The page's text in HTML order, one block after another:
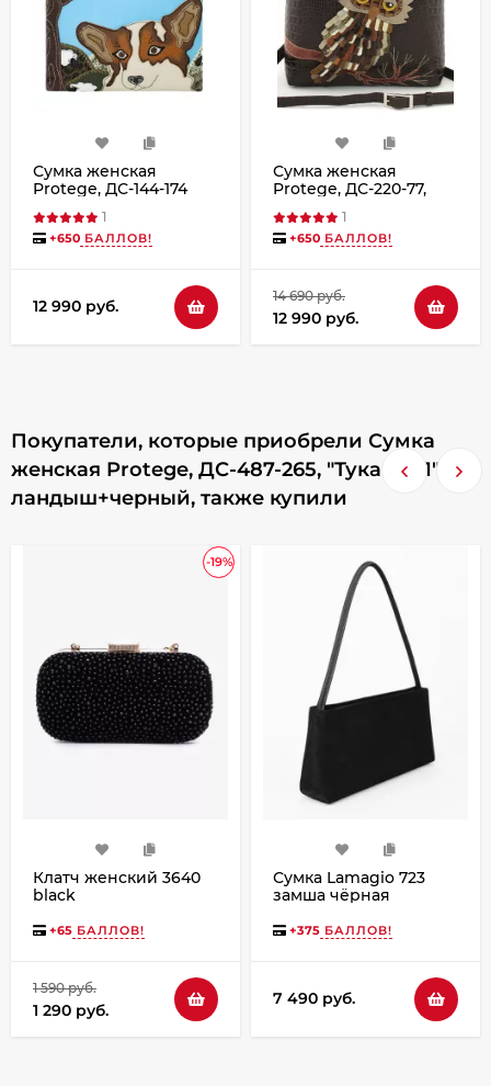
Сумка женская
Protege, ДС-144-174
1
+650 БАЛЛОВ!
12 990 руб.
Сумка женская
Protege, ДС-220-77,
коричневая рептилия
1
+650 БАЛЛОВ!
14 690 руб.
12 990 руб.
Покупатели, которые приобрели Сумка
женская Protege, ДС-487-265, "Тукан №1"
ландыш+черный, также купили
-19%
Клатч женский 3640
black
+65 БАЛЛОВ!
1 590 руб.
1 290 руб.
Сумка Lamagio 723
замша чёрная
+375 БАЛЛОВ!
7 490 руб.